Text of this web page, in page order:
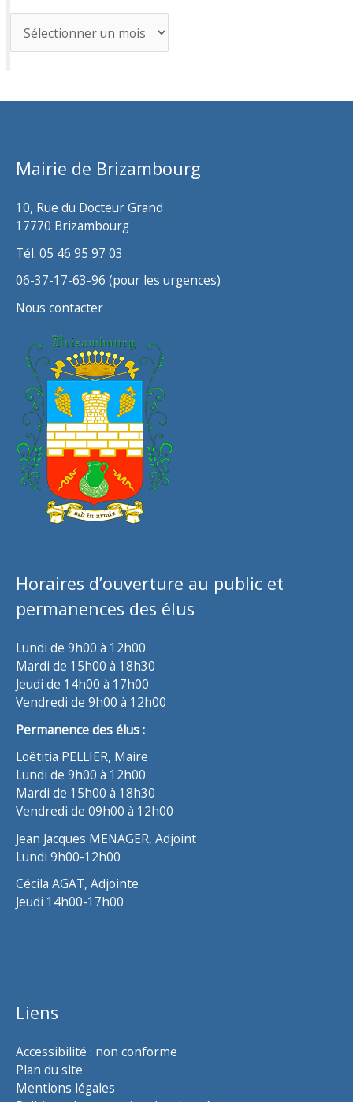
r
h
Mairie de Brizambourg
10, Rue du Docteur Grand
17770 Brizambourg
Tél. 05 46 95 97 03
06-37-17-63-96 (pour les urgences)
Nous contacter
Horaires d’ouverture au public et
permanences des élus
Lundi de 9h00 à 12h00
Mardi de 15h00 à 18h30
Jeudi de 14h00 à 17h00
Vendredi de 9h00 à 12h00
Permanence des élus :
Loëtitia PELLIER, Maire
Lundi de 9h00 à 12h00
Mardi de 15h00 à 18h30
Vendredi de 09h00 à 12h00
Jean Jacques MENAGER, Adjoint
Lundi 9h00-12h00
Cécila AGAT, Adjointe
Jeudi 14h00-17h00
Liens
Accessibilité : non conforme
Plan du site
Mentions légales